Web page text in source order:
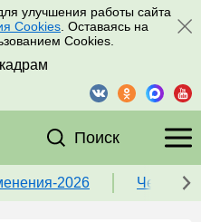
улучшения работы сайта
Cookies . Оставаясь на
Cookies.
Поиск
2026 Чек-